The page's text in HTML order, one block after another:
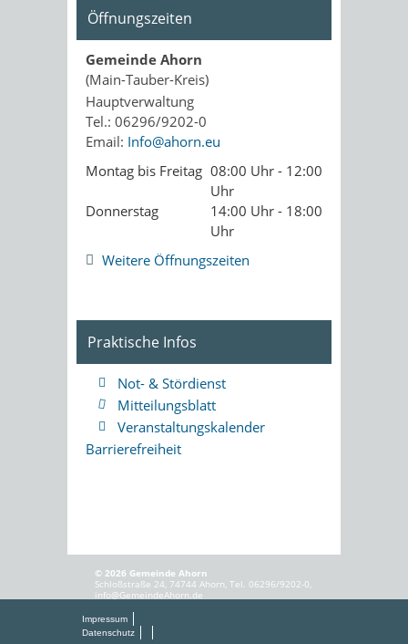
Öffnungszeiten
Gemeinde Ahorn
(Main-Tauber-Kreis)
Hauptverwaltung
Tel.: 06296/9202-0
Email: Info@ahorn.eu
Montag bis Freitag 08:00 Uhr - 12:00
Uhr
Donnerstag
14:00 Uhr - 18:00
Uhr
Weitere Öffnungszeiten
Praktische Infos
Not- & Stördienst
Mitteilungsblatt
Veranstaltungskalender
Barrierefreiheit
© 2026 Gemeinde Ahorn
Schloßstraße 24, 74744 Ahorn, Tel. 06296/9202-0,
info@GemeindeAhorn.de
Impressum
Datenschutz